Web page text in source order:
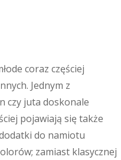
coraz częściej
Jednym z
czy juta doskonale
pojawiają się także
do namiotu
zamiast klasycznej